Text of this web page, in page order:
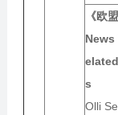
《欧
s
Olli